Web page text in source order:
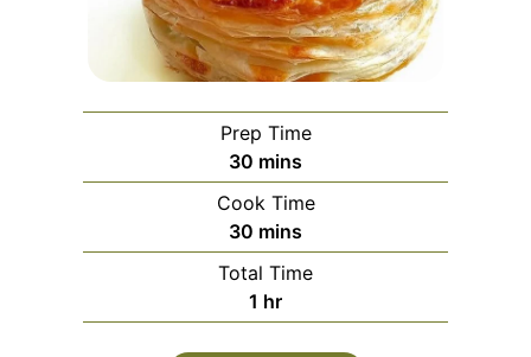
Prep Time
30 minutes
mins
Cook Time
30 minutes
mins
Total Time
1 hour
hr